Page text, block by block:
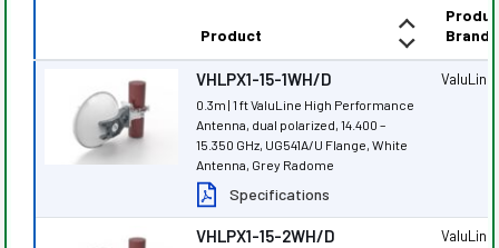
Product
Brand
VHLPX1-15-1WH/D
0.3m | 1 ft ValuLine High Performance
Antenna, dual polarized, 14.400 –
15.350 GHz, UG541A/U Flange, White
Antenna, Grey Radome
Specifications
ValuLine
VHLPX1-15-2WH/D ValuLine